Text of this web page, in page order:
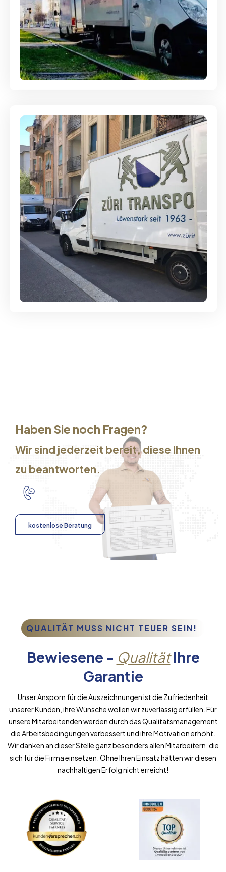
Ein- und Auspackservice
Günstige Umzüge - Hervorragender
Service
Haben Sie noch Fragen?
Wir sind jederzeit bereit, diese Ihnen
zu beantworten.
kostenlose Beratung
QUALITÄT MUSS NICHT TEUER SEIN!
Bewiesene - QualitätIhre
Garantie
Unser Ansporn für die Auszeichnungen ist die Zufriedenheit
unserer Kunden, ihre Wünsche wollen wir zuverlässig erfüllen. Für
unsere Mitarbeitenden werden durch das Qualitätsmanagement
die Arbeitsbedingungen verbessert und ihre Motivation erhöht.
Wir danken an dieser Stelle ganz besonders allen Mitarbeitern, die
sich für die Firma einsetzen. Ohne Ihren Einsatz hätten wir diesen
nachhaltigen Erfolg nicht erreicht!